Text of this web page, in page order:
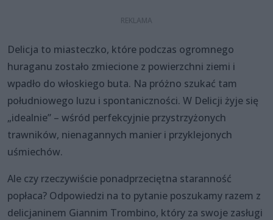
Delicja to miasteczko, które podczas ogromnego
huraganu zostało zmiecione z powierzchni ziemi i
wpadło do włoskiego buta. Na próżno szukać tam
południowego luzu i spontaniczności. W Delicji żyje się
„idealnie” – wśród perfekcyjnie przystrzyżonych
trawników, nienagannych manier i przyklejonych
uśmiechów.
Ale czy rzeczywiście ponadprzeciętna staranność
popłaca? Odpowiedzi na to pytanie poszukamy razem z
delicjaninem Giannim Trombino, który za swoje zasługi